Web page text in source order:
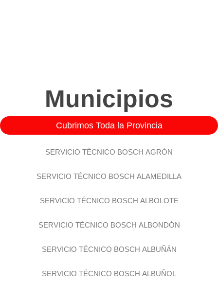
Municipios
Cubrimos Toda la Provincia
SERVICIO TÉCNICO BOSCH AGRÓN
SERVICIO TÉCNICO BOSCH ALAMEDILLA
SERVICIO TÉCNICO BOSCH ALBOLOTE
SERVICIO TÉCNICO BOSCH ALBONDÓN
SERVICIO TÉCNICO BOSCH ALBUÑÁN
SERVICIO TÉCNICO BOSCH ALBUÑOL